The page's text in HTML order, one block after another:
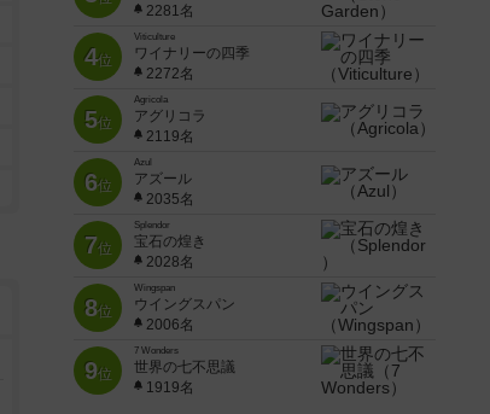
2281名
4位
Viticulture
ワイナリーの四季
2272名
5位
Agricola
アグリコラ
2119名
6位
Azul
アズール
2035名
7位
Splendor
宝石の煌き
2028名
8位
Wingspan
ウイングスパン
2006名
9位
7 Wonders
世界の七不思議
1919名